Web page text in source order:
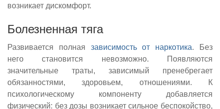
возникает дискомфорт.
Болезненная тяга
Развивается полная зависимость от наркотика. Без
него становится невозможно. Появляются
значительные траты, зависимый пренебрегает
обязанностями, здоровьем, отношениями. К
психологическому компоненту добавляется
физический: без дозы возникает сильное беспокойство,